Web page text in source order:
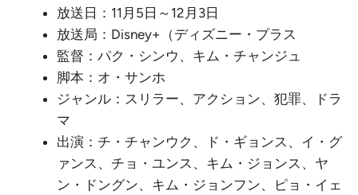
放送日：11月5日～12月3日
放送局：Disney+（ディズニー・プラス
監督：パク・シンウ、キム・チャンジュ
脚本：オ・サンホ
ジャンル：スリラー、アクション、犯罪、ドラ
マ
出演：チ・チャンウク、ド・ギョンス、イ・グ
ァンス、チョ・ユンス、キム・ジョンス、ヤ
ン・ドングン、キム・ジョンフン、ピョ・イェ